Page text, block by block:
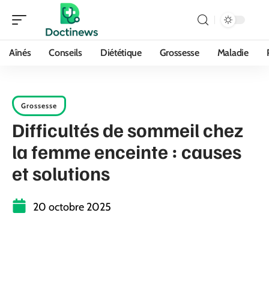
Aînés Conseils Diététique Grossesse Maladie
Grossesse
Difficultés de sommeil chez
la femme enceinte : causes
et solutions
20 octobre 2025